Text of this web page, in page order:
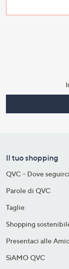
Il tuo shopping
QVC - Dove seguirci
Parole di QVC
Taglie
Shopping
Presentaci alle
SìAMO QVC